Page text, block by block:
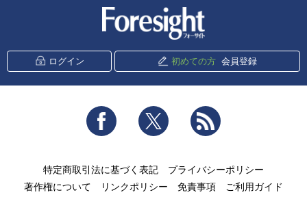
ログイン 初めての方 会員登録
Facebook Twitter
特定商取引法に基づく表記
プライバシーポリシー
著作権について
リンクポリシー 免責事項
ご利用ガイド